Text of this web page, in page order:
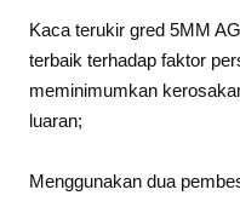
Kaca terukir gred 5MM
terbaik terhadap faktor
meminimumkan
luaran;
Menggunakan dua